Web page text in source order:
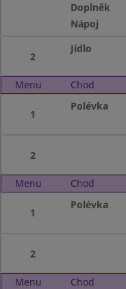
Doplněk
Nápoj
2
Jídlo
Menu Chod
1
Polévka
2
Menu Chod
1
Polévka
2
Menu Chod